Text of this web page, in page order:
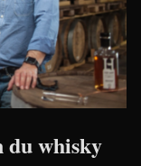
du whisky